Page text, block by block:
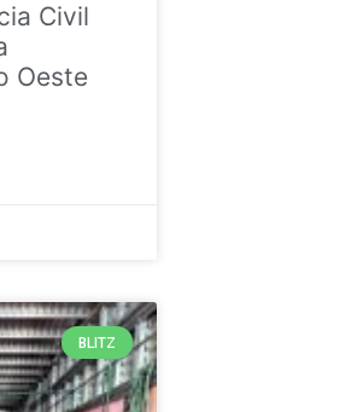
Civil
Oeste
BLITZ